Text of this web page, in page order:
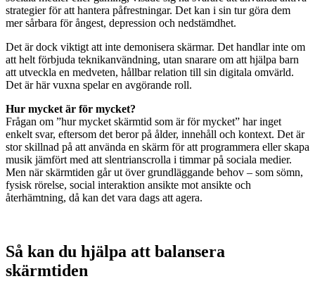
strategier för att hantera påfrestningar. Det kan i sin tur göra dem
mer sårbara för ångest, depression och nedstämdhet.
Det är dock viktigt att inte demonisera skärmar. Det handlar inte om
att helt förbjuda teknikanvändning, utan snarare om att hjälpa barn
att utveckla en medveten, hållbar relation till sin digitala omvärld.
Det är här vuxna spelar en avgörande roll.
Hur mycket är för mycket?
Frågan om ”hur mycket skärmtid som är för mycket” har inget
enkelt svar, eftersom det beror på ålder, innehåll och kontext. Det är
stor skillnad på att använda en skärm för att programmera eller skapa
musik jämfört med att slentrianscrolla i timmar på sociala medier.
Men när skärmtiden går ut över grundläggande behov – som sömn,
fysisk rörelse, social interaktion ansikte mot ansikte och
återhämtning, då kan det vara dags att agera.
Så kan du hjälpa att balansera
skärmtiden